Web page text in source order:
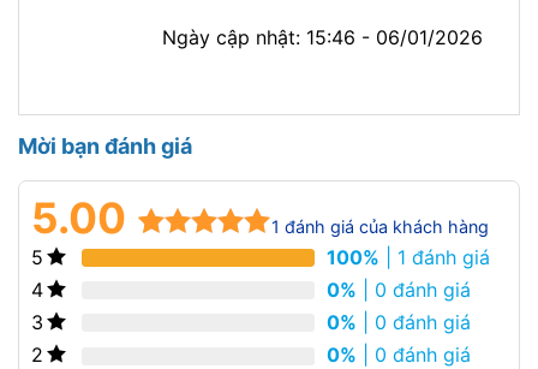
Ngày cập nhật: 15:46 - 06/01/2026
Mời bạn đánh giá
5.00 1 đánh giá của khách hàng
5 100% | 1 đánh giá
4
0% | 0 đánh giá
3
0% | 0 đánh giá
2
0% | 0 đánh giá